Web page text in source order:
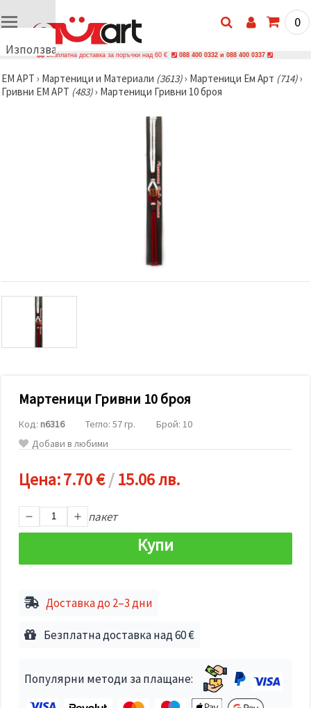
Използваме
🍪
Използваме
да
показваме
релевантно
съдържание
включително
за анализ
използваме
всички
натиснеш
"Приеми
посочиш
"Настройки",
дадения
бутона
0
Безплатна доставка за поръчки над 60 € 088 400 0332 и 088 400 0337
ЕМ АРТ › Мартеници и Материали (3613)› Мартеници Ем Арт (714)›
Гривни ЕМ АРТ (483)› Мартеници Гривни 10 броя
Мартеници Гривни 10 броя
Код: n6316 Тегло: 57 гр.
Брой: 10
Добави в любими
Цена:7.70 €/15.06 лв.
пакет
Купи
Доставка до 2–3 дни
Безплатна доставка над 60 €
Популярни методи за плащане: